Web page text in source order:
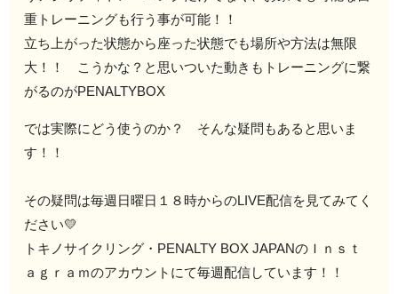
重トレーニングも行う事が可能！！
立ち上がった状態から座った状態でも場所や方法は無限
大！！ こうかな？と思いついた動きもトレーニングに繋
がるのがPENALTYBOX
では実際にどう使うのか？ そんな疑問もあると思いま
す！！
その疑問は毎週日曜日１８時からのLIVE配信を見てみてく
ださい💛
トキノサイクリング・PENALTY BOX JAPANのＩｎｓｔ
ａｇｒａｍのアカウントにて毎週配信しています！！